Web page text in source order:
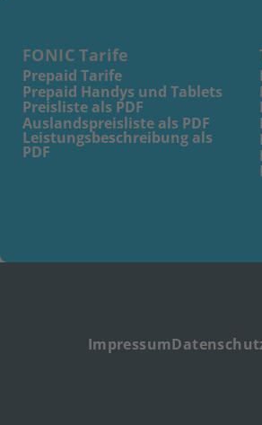
FONIC Tarife
Prepaid Tarife
Prepaid Handys und Tablets
Preisliste als PDF
Auslandspreisliste als PDF
Leistungsbeschreibung als
PDF
Impressum